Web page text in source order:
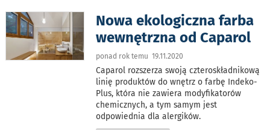
Nowa ekologiczna farba
wewnętrzna od Caparol
ponad rok temu 19.11.2020
Caparol rozszerza swoją czteroskładnikową
linię produktów do wnętrz o farbę Indeko-
Plus, która nie zawiera modyfikatorów
chemicznych, a tym samym jest
odpowiednia dla alergików.